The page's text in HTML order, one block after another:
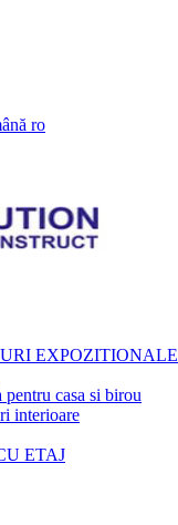
ro
EXPOZITIONALE
casa si birou
interioare
ETAJ